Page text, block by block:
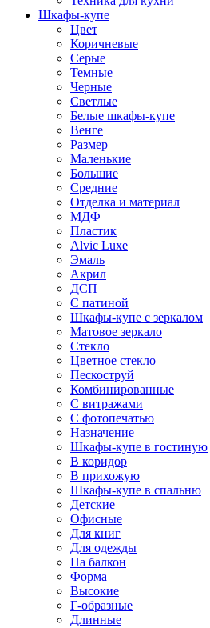
Шкафы-купе
Цвет
Коричневые
Серые
Темные
Черные
Светлые
Белые шкафы-купе
Венге
Размер
Маленькие
Большие
Средние
Отделка и материал
МДФ
Пластик
Alvic Luxe
Эмаль
Акрил
ДСП
С патиной
Шкафы-купе с зеркалом
Матовое зеркало
Стекло
Цветное стекло
Пескоструй
Комбинированные
С витражами
С фотопечатью
Назначение
Шкафы-купе в гостиную
В коридор
В прихожую
Шкафы-купе в спальню
Детские
Офисные
Для книг
Для одежды
На балкон
Форма
Высокие
Г-образные
Длинные